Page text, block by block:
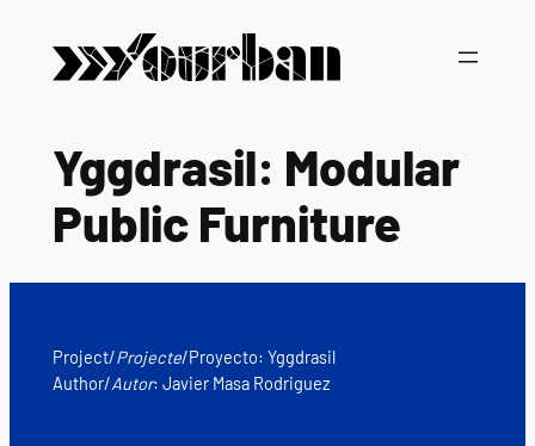
content
Yggdrasil: Modular
Public Furniture
Project/Projecte/Proyecto: Yggdrasil
Author/Autor: Javier Masa Rodriguez